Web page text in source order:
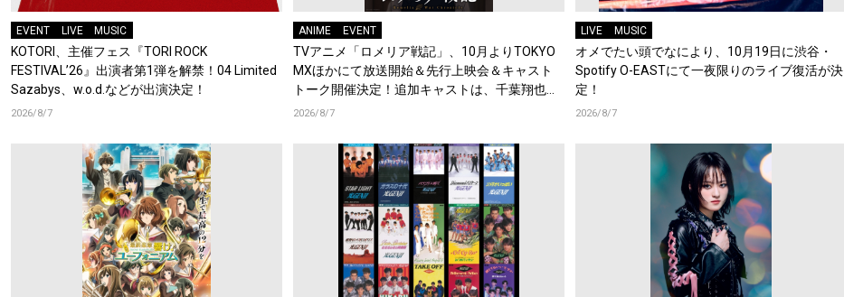
EVENT LIVE MUSIC
KOTORI、主催フェス『TORI ROCK
FESTIVAL’26』出演者第1弾を解禁！04 Limited
Sazabys、w.o.d.などが出演決定！
2026/8/7
ANIME EVENT
TVアニメ「ロメリア戦記」、10月よりTOKYO
MXほかにて放送開始＆先行上映会＆キャスト
トーク開催決定！追加キャストは、千葉翔也、
梶原岳人、堀江瞬、綿貫竜之介！PV第1弾公
2026/8/7
LIVE MUSIC
オメでたい頭でなにより、10月19日に渋谷・
Spotify O-EASTにて一夜限りのライブ復活が決
定！
2026/8/7